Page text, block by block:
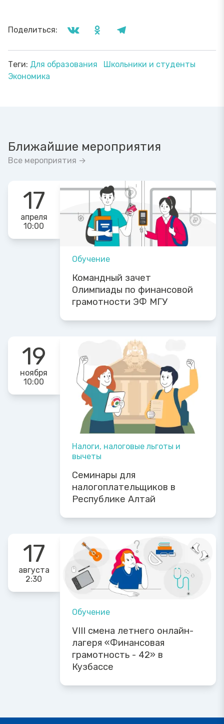
Поделиться:
Теги: Для образования
Школьники и студенты
Экономика
Ближайшие мероприятия
Все мероприятия →
17
апреля
10:00
Обучение
Командный зачет
Олимпиады по финансовой
грамотности ЭФ МГУ
19
ноября
10:00
Налоги, налоговые льготы и
вычеты
Семинары для
налогоплательщиков в
Республике Алтай
17
августа
2:30
Обучение
VIII смена летнего онлайн-
лагеря «Финансовая
грамотность - 42» в
Кузбассе